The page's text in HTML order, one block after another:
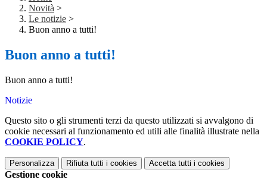
Novità >
Le notizie >
Buon anno a tutti!
Buon anno a tutti!
Buon anno a tutti!
Notizie
Questo sito o gli strumenti terzi da questo utilizzati si avvalgono di
cookie necessari al funzionamento ed utili alle finalità illustrate nella
COOKIE POLICY.
Personalizza Rifiuta tutti i cookies Accetta tutti i cookies
Gestione cookie